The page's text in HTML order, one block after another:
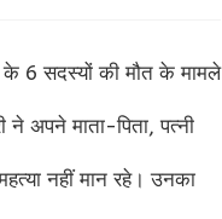
के 6 सदस्यों की मौत के मामले
ने अपने माता-पिता, पत्नी
नहीं मान रहे। उनका